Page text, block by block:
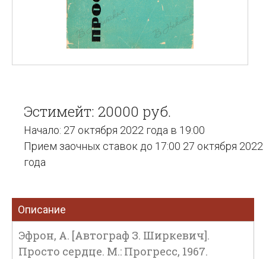
Эстимейт: 20000 руб.
Начало: 27 октября 2022 года в 19:00
Прием заочных ставок до 17:00 27 октября 2022
года
Описание
Эфрон, А. [Автограф З. Ширкевич].
Просто сердце. М.: Прогресс, 1967.